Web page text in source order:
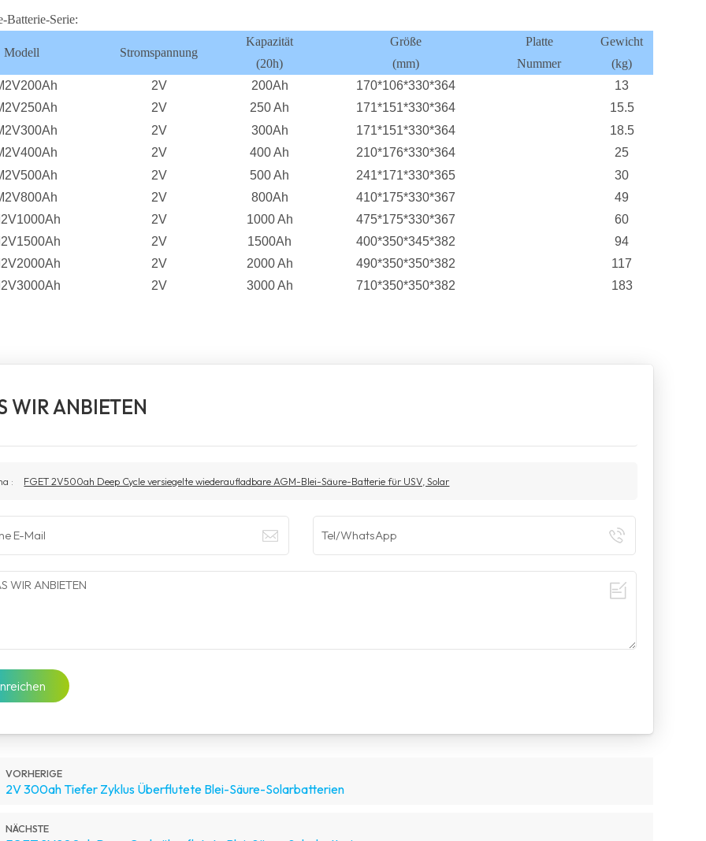
Batterie-Serie:
Modell Stromspannung
Kapazität Größe Platte
Gewicht
(20h)
(mm) Nummer
(kg)
2V 200Ah 170*106*330*364
13
2V 250 Ah 171*151*330*364
15.5
2V 300Ah 171*151*330*364
18.5
2V 400 Ah 210*176*330*364
25
2V 500 Ah 241*171*330*365
30
2V 800Ah 410*175*330*367
49
2V 1000 Ah 475*175*330*367
60
2V 1500Ah 400*350*345*382
94
2V 2000 Ah 490*350*350*382
117
2V 3000 Ah 710*350*350*382 183
WIR ANBIETEN
: FGET 2V500ah Deep Cycle versiegelte wiederaufladbare AGM-Blei-Säure-Batterie für USV, Solar
VORHERIGE
2V 300ah Tiefer Zyklus Überflutete Blei-Säure-Solarbatterien
NÄCHSTE